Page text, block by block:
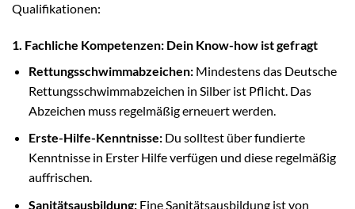
Qualifikationen:
1. Fachliche Kompetenzen: Dein Know-how ist gefragt
Rettungsschwimmabzeichen:Mindestens das Deutsche
Rettungsschwimmabzeichen in Silber ist Pflicht. Das
Abzeichen muss regelmäßig erneuert werden.
Erste-Hilfe-Kenntnisse:Du solltest über fundierte
Kenntnisse in Erster Hilfe verfügen und diese regelmäßig
auffrischen.
Sanitätsausbildung:Eine Sanitätsausbildung ist von